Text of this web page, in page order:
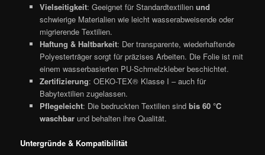
Vielseitigkeit: Geeignet für Standardtextilien und
schwierige Materialien wie leicht wasserabweisende oder
migrierende Textilien.
Haftung & Haltbarkeit: Der transparente, wiederhaftende
Polyesterträger sorgt für präzises Arbeiten. Die Folie ist mit
einem wasserbasierten PU-Schmelzkleber beschichtet.
Zertifizierung: OEKO-TEX® Klasse I – auch für
Babytextilien zugelassen.
Pflegeleicht: Die bedruckten Textilien sind bis 60 °C
waschbarund behalten ihre Qualität.
Untergründe & Kompatibilität